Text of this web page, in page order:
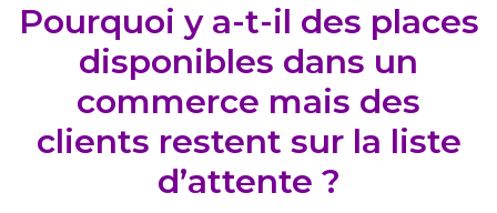
Pourquoi y a-t-il des places
disponibles dans un
commerce mais des
clients restent sur la liste
d’attente ?